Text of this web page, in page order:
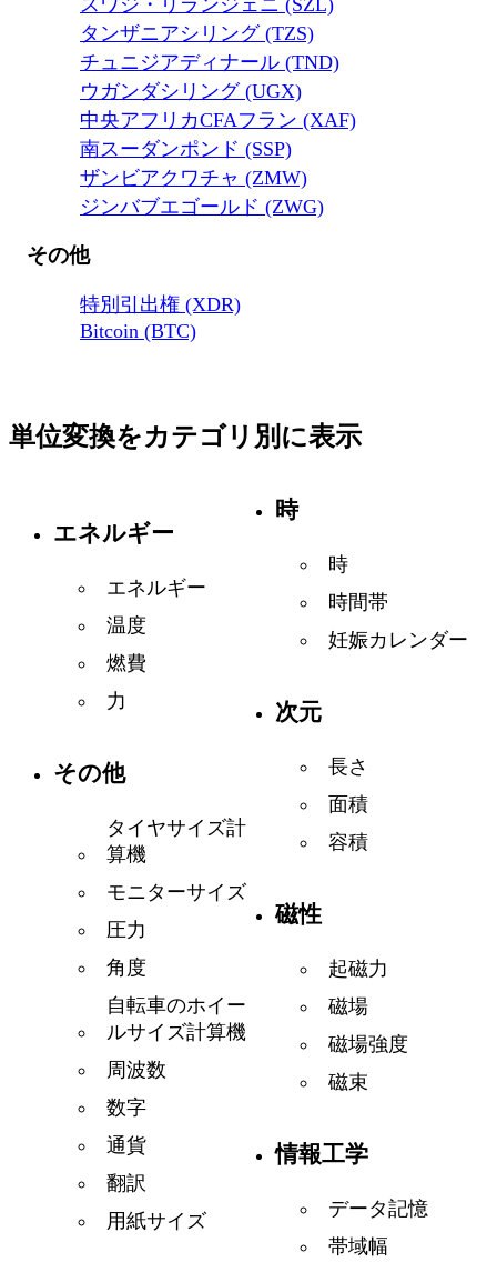
スワジ・リランジェニ (SZL)
タンザニアシリング (TZS)
チュニジアディナール (TND)
ウガンダシリング (UGX)
中央アフリカCFAフラン (XAF)
南スーダンポンド (SSP)
ザンビアクワチャ (ZMW)
ジンバブエゴールド (ZWG)
その他
特別引出権 (XDR)
Bitcoin (BTC)
単位変換をカテゴリ別に表示
エネルギー
エネルギー
温度
燃費
力
その他
タイヤサイズ計
算機
モニターサイズ
圧力
角度
自転車のホイー
ルサイズ計算機
周波数
数字
通貨
翻訳
用紙サイズ
時
時
時間帯
妊娠カレンダー
次元
長さ
面積
容積
磁性
起磁力
磁場
磁場強度
磁束
情報工学
データ記憶
帯域幅